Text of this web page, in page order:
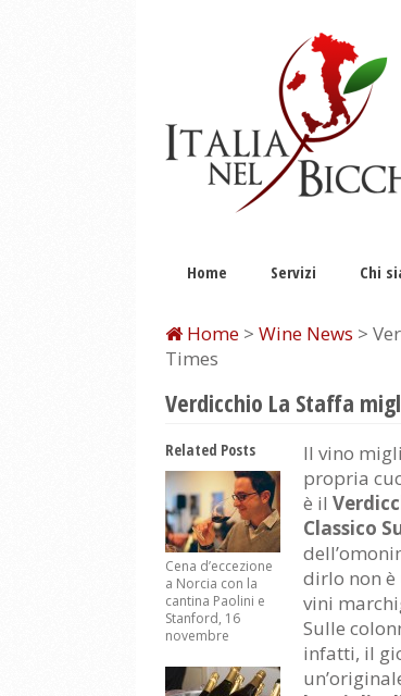
Home Servizi Chi
Home > Wine News >
Times
Verdicchio La Staffa
Il vino
propria
è il
Classico
dirlo non
vini
Sulle
infatti, il
Related Posts
Cena d’eccezione
a Norcia con la
cantina Paolini e
Stanford, 16
novembre